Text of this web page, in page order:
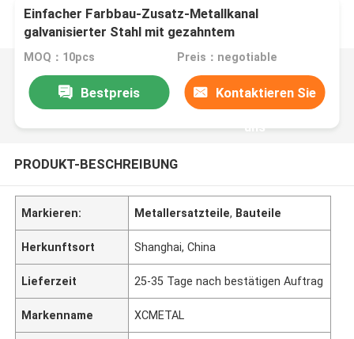
Einfacher Farbbau-Zusatz-Metallkanal
galvanisierter Stahl mit gezahntem
MOQ：10pcs Preis：negotiable
Bestpreis Kontaktieren Sie
uns
PRODUKT-BESCHREIBUNG
Markieren: Metallersatzteile, Bauteile
Herkunftsort Shanghai, China
Lieferzeit 25-35 Tage nach bestätigen Auftrag
Markenname XCMETAL